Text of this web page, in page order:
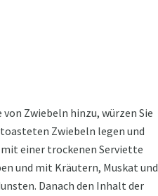
Zwiebeln hinzu, würzen Sie
Zwiebeln legen und
mit einer trockenen Serviette
und mit Kräutern, Muskat und
Danach den Inhalt der